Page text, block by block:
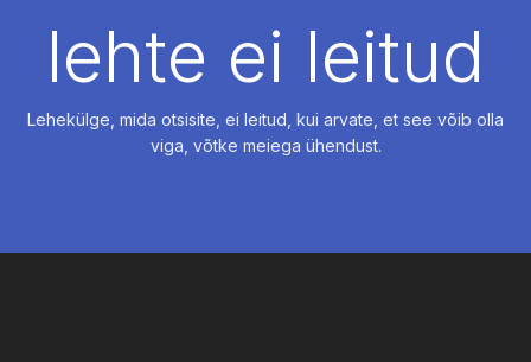
lehte ei leitud
Lehekülge, mida otsisite, ei leitud, kui arvate, et see võib olla
viga, võtke meiega ühendust.